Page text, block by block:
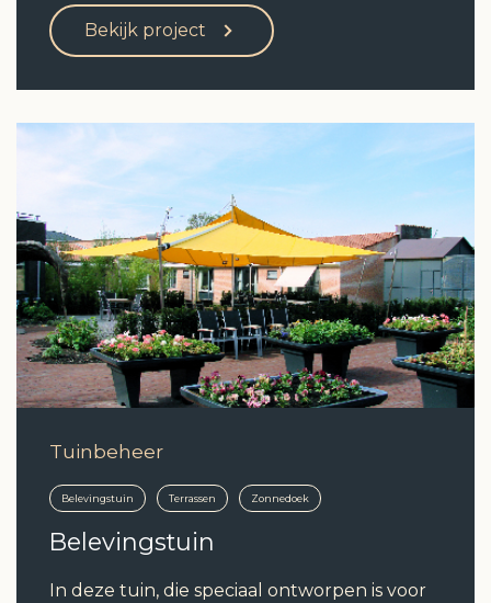
Bekijk project
Tuinbeheer
Belevingstuin Terrassen Zonnedoek
Belevingstuin
In deze tuin, die speciaal ontworpen is voor